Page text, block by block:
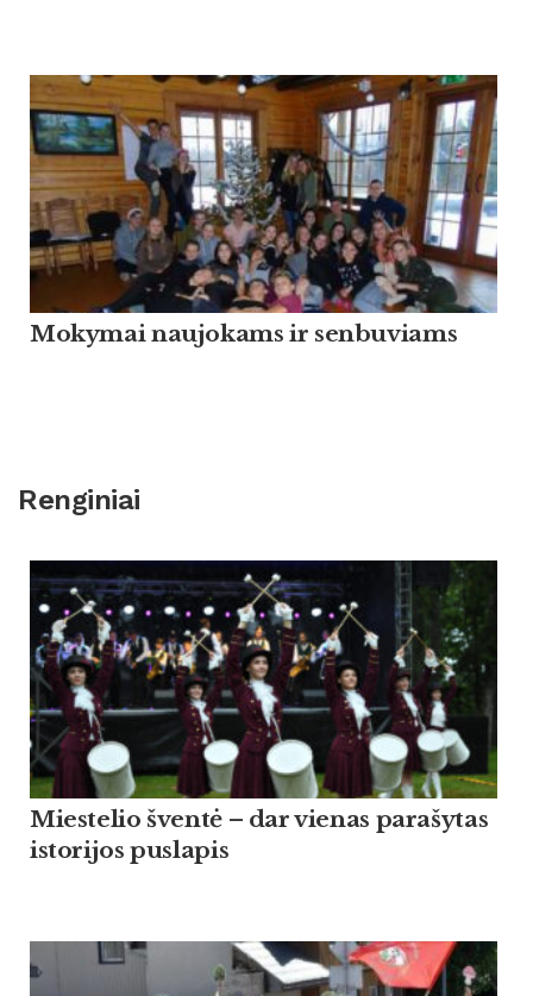
Mokymai naujokams ir senbuviams
Renginiai
Miestelio šventė – dar vienas parašytas
istorijos puslapis